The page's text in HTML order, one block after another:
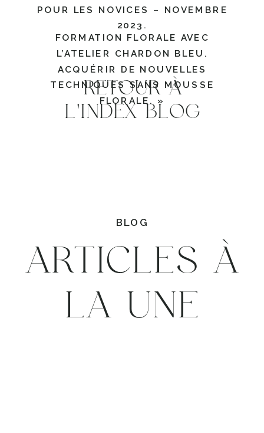
POUR LES NOVICES – NOVEMBRE
2023.
FORMATION FLORALE AVEC
L’ATELIER CHARDON BLEU.
ACQUÉRIR DE NOUVELLES
TECHNIQUES SANS MOUSSE
FLORALE. »
RETOUR À
L'INDEX BLOG
BLOG
ARTICLES À
LA UNE